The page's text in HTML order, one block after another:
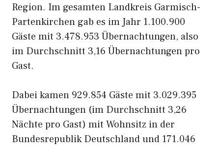
Region. Im gesamten Landkreis Garmisch-
Partenkirchen gab es im Jahr 1.100.900
Gäste mit 3.478.953 Übernachtungen, also
im Durchschnitt 3,16 Übernachtungen pro
Gast.
Dabei kamen 929.854 Gäste mit 3.029.395
Übernachtungen (im Durchschnitt 3,26
Nächte pro Gast) mit Wohnsitz in der
Bundesrepublik Deutschland und 171.046